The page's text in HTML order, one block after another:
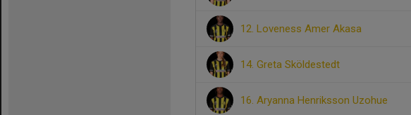
12. Loveness Amer Akasa
14. Greta Sköldestedt
16. Aryanna Henriksson Uzohue